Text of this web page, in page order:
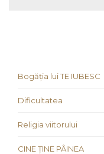
Bogăția lui TE IUBESC
Dificultatea
Religia viitorului
CINE ȚINE PÂINEA